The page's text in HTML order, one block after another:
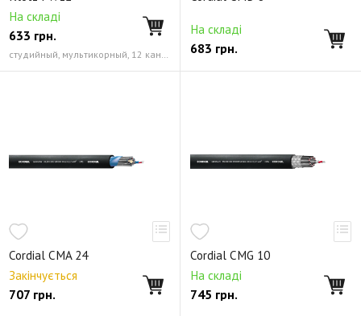
На складі
633 грн.
студийный, мультикорный, 12 каналов, 3-х жильный 0.22 мм² (24 AWG)
На складі
683 грн.
Cordial CMA 24
Закінчується
707 грн.
Cordial CMG 10
На складі
745 грн.